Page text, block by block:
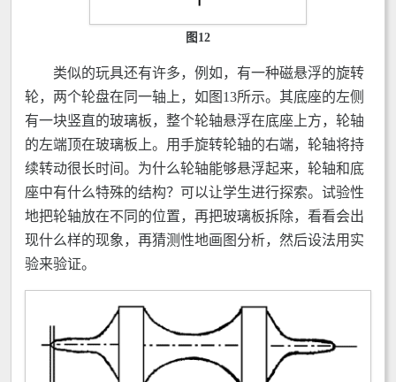
图12
类似的玩具还有许多，例如，有一种磁悬浮的旋转
轮，两个轮盘在同一轴上，如图13所示。其底座的左侧
有一块竖直的玻璃板，整个轮轴悬浮在底座上方，轮轴
的左端顶在玻璃板上。用手旋转轮轴的右端，轮轴将持
续转动很长时间。为什么轮轴能够悬浮起来，轮轴和底
座中有什么特殊的结构？可以让学生进行探索。试验性
地把轮轴放在不同的位置，再把玻璃板拆除，看看会出
现什么样的现象，再猜测性地画图分析，然后设法用实
验来验证。